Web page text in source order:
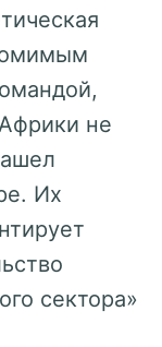
не
Их
сектора»